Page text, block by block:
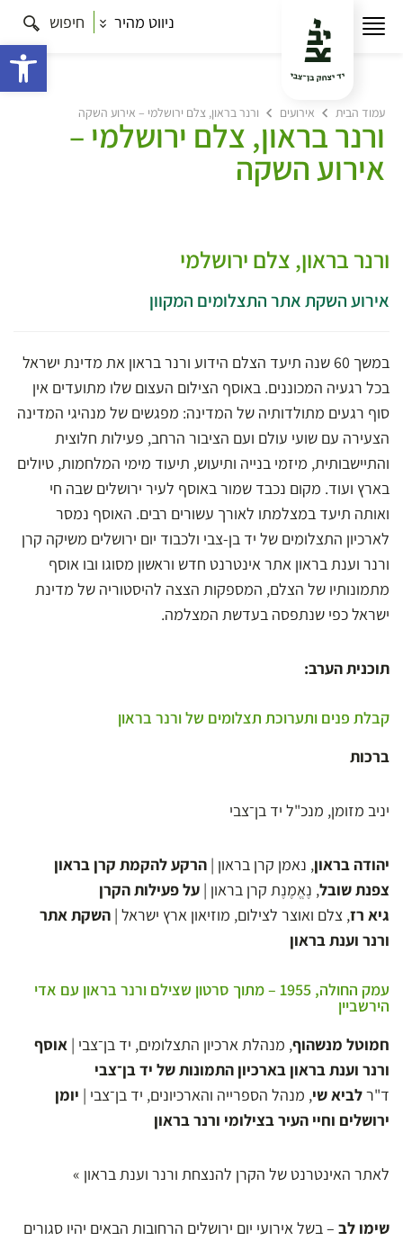
ניווט מהיר חיפוש
עמוד הבית אירועים ורנר בראון, צלם ירושלמי – אירוע השקה
ורנר בראון, צלם ירושלמי –
אירוע השקה
ורנר בראון, צלם ירושלמי
אירוע השקת אתר התצלומים המקוון
במשך 60 שנה תיעד הצלם הידוע ורנר בראון את מדינת ישראל
בכל רגעיה המכוננים. באוסף הצילום העצום שלו מתועדים אין
סוף רגעים מתולדותיה של המדינה: מפגשים של מנהיגי המדינה
הצעירה עם שועי עולם ועם הציבור הרחב, פעילות חלוצית
והתיישבותית, מיזמי בנייה ותיעוש, תיעוד מימי המלחמות, טיולים
בארץ ועוד. מקום נכבד שמור באוסף לעיר ירושלים שבה חי
ואותה תיעד במצלמתו לאורך עשורים רבים. האוסף נמסר
לארכיון התצלומים של יד בן-צבי ולכבוד יום ירושלים משיקה קרן
ורנר וענת בראון אתר אינטרנט חדש וראשון מסוגו ובו אוסף
מתמונותיו של הצלם, המספקות הצצה להיסטוריה של מדינת
ישראל כפי שנתפסה בעדשת המצלמה.
תוכנית הערב:
קבלת פנים ותערוכת תצלומים של ורנר בראון
ברכות
יניב מזומן, מנכ"ל יד בן־צבי
יהודה בראון, נאמן קרן בראון | הרקע להקמת קרן בראון
צפנת שובל, נֶאֱמֶנֶת קרן בראון | על פעילות הקרן
גיא רז, צלם ואוצר לצילום, מוזיאון ארץ ישראל | השקת אתר
ורנר וענת בראון
עמק החולה, 1955 – מתוך סרטון שצילם ורנר בראון עם אדי
הירשביין
חמוטל מנשהוף, מנהלת ארכיון התצלומים, יד בן־צבי | אוסף
ורנר וענת בראון בארכיון התמונות של יד בן־צבי
ד"רלביא שי, מנהל הספרייה והארכיונים, יד בן־צבי | יומן
ירושלים וחיי העיר בצילומי ורנר בראון
לאתר האינטרנט של הקרן להנצחת ורנר וענת בראון »
שימו לב – בשל אירועי יום ירושלים הרחובות הבאים יהיו סגורים